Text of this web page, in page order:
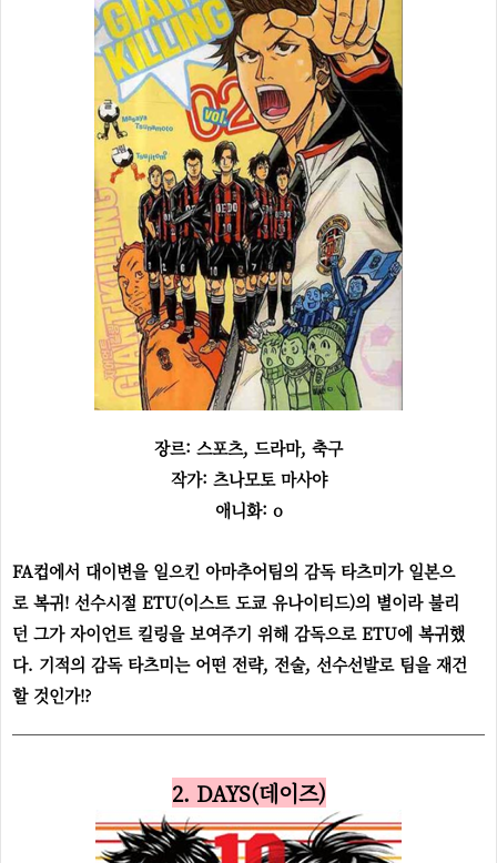
장르: 스포츠, 드라마, 축구
작가: 츠나모토 마사야
애니화: o
FA컵에서 대이변을 일으킨 아마추어팀의 감독 타츠미가 일본으
로 복귀! 선수시절 ETU(이스트 도쿄 유나이티드)의 별이라 불리
던 그가 자이언트 킬링을 보여주기 위해 감독으로 ETU에 복귀했
다. 기적의 감독 타츠미는 어떤 전략, 전술, 선수선발로 팀을 재건
할 것인가!?
2. DAYS(데이즈)